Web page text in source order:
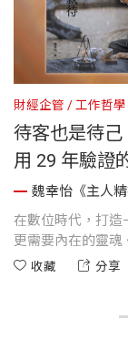
財經企管 工作哲學
待客也是待己
用 29 年驗證
魏幸怡《主人精
在數位時代，打造
更需要內在的靈
親筆撰寫，以 29
收藏 分享